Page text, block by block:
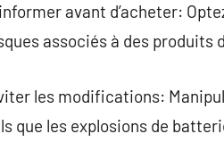
avant d’acheter:
associés à des produits
les modifications:
que les explosions de